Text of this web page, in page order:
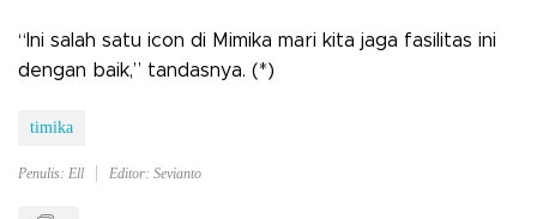
“Ini salah satu icon di Mimika mari kita jaga fasilitas ini
dengan baik,” tandasnya. (*)
timika
Penulis: Ell Editor: Sevianto